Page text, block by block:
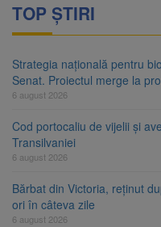
TOP ȘTIRI
Strategia națională pentru
Senat. Proiectul merge la
6 august 2026
Cod portocaliu de vijelii și
Transilvaniei
6 august 2026
Bărbat din Victoria, reținut
ori în câteva zile
6 august 2026